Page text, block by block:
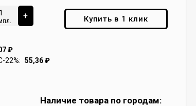
+
₽
22%: 55,36₽
Купить в 1 клик
Наличие товара по городам: